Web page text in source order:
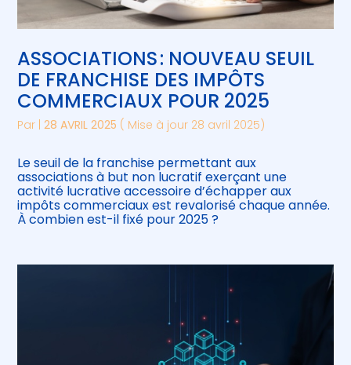
ASSOCIATIONS : NOUVEAU SEUIL
DE FRANCHISE DES IMPÔTS
COMMERCIAUX POUR 2025
Par |28 AVRIL 2025 ( Mise à jour 28 avril 2025)
Le seuil de la franchise permettant aux
associations à but non lucratif exerçant une
activité lucrative accessoire d’échapper aux
impôts commerciaux est revalorisé chaque année.
À combien est-il fixé pour 2025 ?